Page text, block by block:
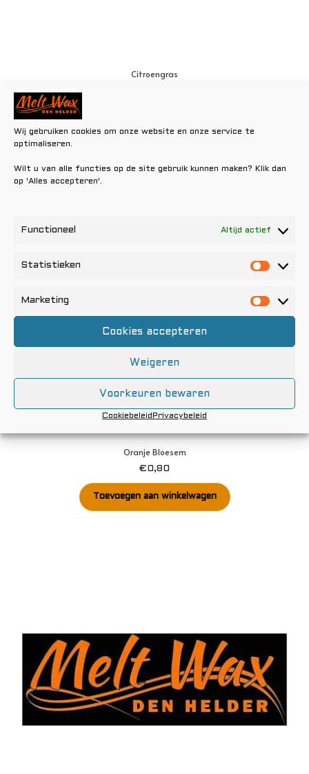
Wij gebruiken cookies om onze website en onze service te
optimaliseren.
Wilt u van alle functies op de site gebruik kunnen maken? Klik dan
op 'Alles accepteren'.
Functioneel Altijd actief
Statistieken
Marketing
Cookies accepteren
Weigeren
Voorkeuren bewaren
CookiebeleidPrivacybeleid
Citroengras
Oranje Bloesem
€0,80
Toevoegen aan winkelwagen